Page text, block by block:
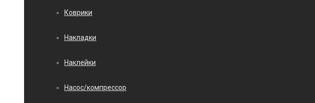
Коврики
Накладки
Наклейки
Насос/компрессор